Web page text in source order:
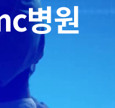
도의 4관왕!! (2026년 7월 기
병원 정원주 원장
부병원장(4개월 연속)
성익 원장(3년 연속)
원 서성익 원장
흡입 특화 병원🏆
병원